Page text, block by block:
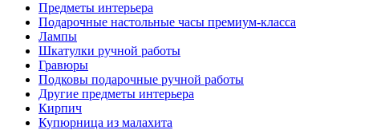
Предметы интерьера
Подарочные настольные часы премиум-класса
Лампы
Шкатулки ручной работы
Гравюры
Подковы подарочные ручной работы
Другие предметы интерьера
Кирпич
Купюрница из малахита